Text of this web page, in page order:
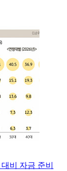
비 자금 준비